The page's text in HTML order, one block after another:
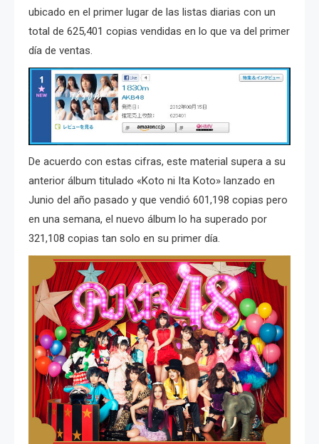
ubicado en el primer lugar de las listas diarias con un
total de 625,401 copias vendidas en lo que va del primer
día de ventas.
De acuerdo con estas cifras, este material supera a su
anterior álbum titulado «Koto ni Ita Koto» lanzado en
Junio del año pasado y que vendió 601,198 copias pero
en una semana, el nuevo álbum lo ha superado por
321,108 copias tan solo en su primer día.